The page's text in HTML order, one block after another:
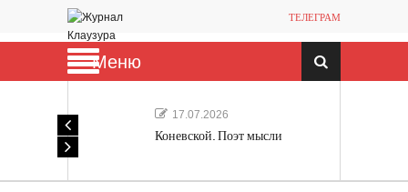
ТЕЛЕГРАМ
Меню
17.07.2026
Коневской. Поэт мысли